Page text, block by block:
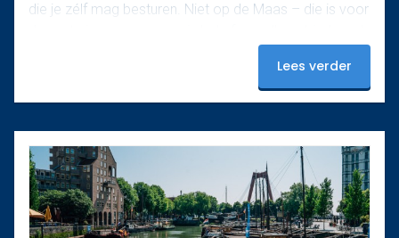
die je zélf mag besturen. Niet op de Maas – die is voor
de Oude Haven. En dat maakt het juist zo relaxed.
Ontdek het mooiste stukje van Rotterdam De Oude
Haven is een van de meest karakteristieke stukjes van
Lees verder